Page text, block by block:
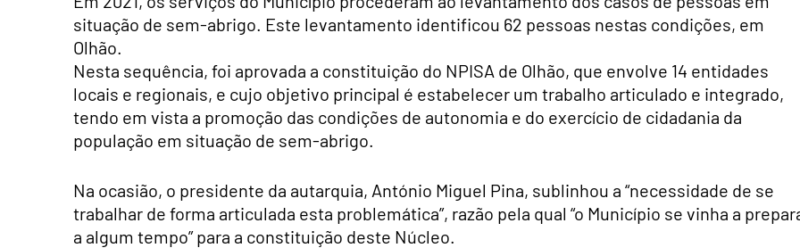
situação de sem-abrigo. Este levantamento identificou 62 pessoas nestas condições, em
Olhão.
Nesta sequência, foi aprovada a constituição do NPISA de Olhão, que envolve 14 entidades
locais e regionais, e cujo objetivo principal é estabelecer um trabalho articulado e integrado,
tendo em vista a promoção das condições de autonomia e do exercício de cidadania da
população em situação de sem-abrigo.
Na ocasião, o presidente da autarquia, António Miguel Pina, sublinhou a “necessidade de se
trabalhar de forma articulada esta problemática”, razão pela qual “o Município se vinha a
a algum tempo” para a constituição deste Núcleo.